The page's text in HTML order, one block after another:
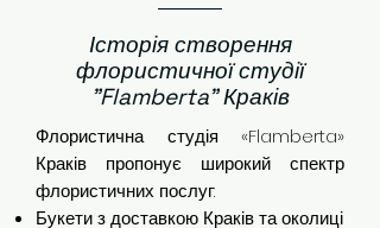
Історія створення
флористичної студії
"Flamberta" Краків
Флористична студія «Flamberta»
Краків пропонує широкий спектр
флористичних послуг:
Букети з доставкою Краків та околиці